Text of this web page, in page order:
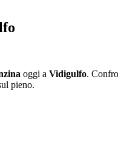
oggi a Vidigulfo.
pieno.